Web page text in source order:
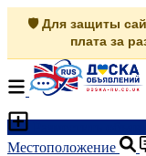
🛡️ Для защиты
плата за
Местоположение